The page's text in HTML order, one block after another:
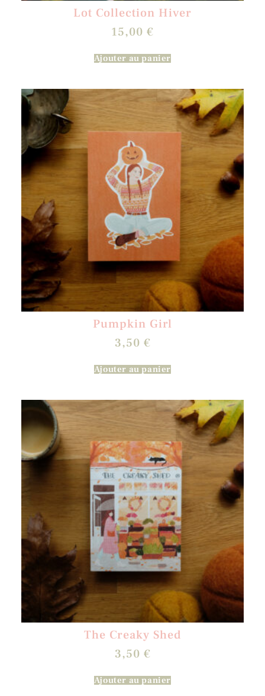
Lot Collection Hiver
15,00 €
Ajouter au panier
Pumpkin Girl
3,50 €
Ajouter au panier
The Creaky Shed
3,50 €
Ajouter au panier